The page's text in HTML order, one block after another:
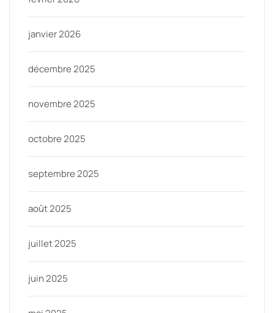
janvier 2026
décembre 2025
novembre 2025
octobre 2025
septembre 2025
août 2025
juillet 2025
juin 2025